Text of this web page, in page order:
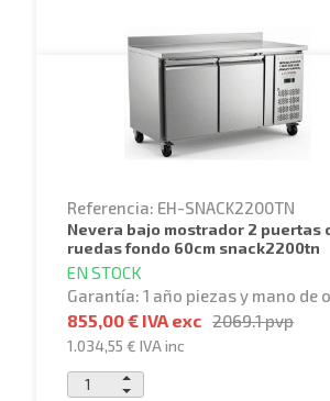
Referencia: EH-SNACK2200TN
nevera bajo mostrador 2 puertas con
ruedas fondo 60cm snack2200tn
EN STOCK
Garantía: 1 año piezas y mano de
855,00 € IVA exc 2069.1pvp
1.034,55 €IVA inc